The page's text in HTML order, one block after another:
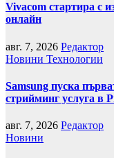
Vivacom стартира с
онлайн
авг. 7, 2026 Редактор
Новини Технологии
Samsung пуска
стрийминг услуга в
авг. 7, 2026 Редактор
Новини